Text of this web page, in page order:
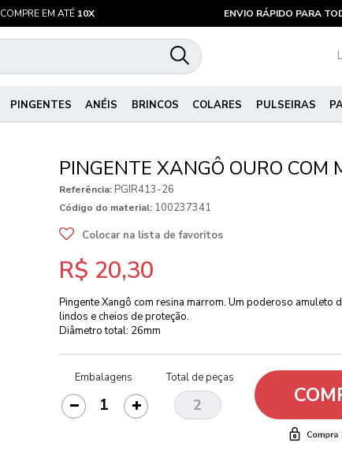
COMPRE EM ATÉ 10X ENVIO RÁPIDO PARA
PINGENTES ANÉIS BRINCOS COLARES PULSEIRAS
PINGENTE XANGÔ OURO COM
Referência: PGIR413-26
Código do material: 100237341
Colocar na lista de favoritos
R$ 20,30
Pingente Xangô com resina marrom. Um poderoso amuleto
lindos e cheios de proteção.
Diâmetro total: 26mm
Embalagens Total de peças